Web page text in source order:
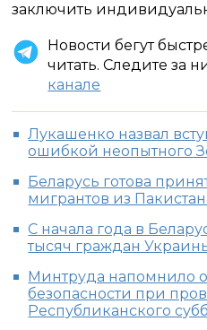
заключить
Новости бегут
читать. Следите за
канале
Лукашенко назвал
ошибкой неопытного
Беларусь готова
мигрантов из
С начала года в
тысяч граждан
Минтруда напомнило
безопасности при
Республиканского